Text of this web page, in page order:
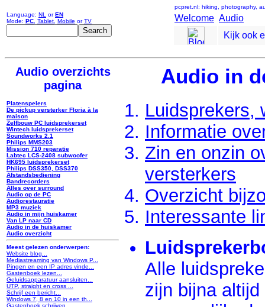
Language: NL orEN
Mode: PC Tablet Mobile orTV
pcpret.nl: hiking, photography,
Welcome Audio
Kijk ook
Audio overzichts
pagina
Platenspelers
De pickup versterker Floria à la
maison
Zelfbouw PC luidsprekerset
Wintech luidsprekerset
Soundworks 2.1
Philips MMS203
Mission 710 reparatie
Labtec LCS-2408 subwoofer
HK695 luidsprekerset
Philips DSS350, DSS370
Afstandsbediening
Bandrecorders
Alles over surround
Audio op de PC
Audiorestauratie
MP3 muziek
Audio in mijn huiskamer
Van LP naar CD
Audio in de huiskamer
Audio overzicht
Meest gelezen onderwerpen:
Website blog...
Mediastreaming van Windows P...
Pingen en een IP adres vinde...
Gastenboek lezen...
Geluidsapparatuur aansluiten...
UTP, straight en cross ...
Schrijf een bericht...
Windows 7, 8 en 10 in een th...
Audio in
Luidsprekers,
Informatie
Zin en onzin
versterkers
Overzicht
Interessante
Alle
zijn bijna